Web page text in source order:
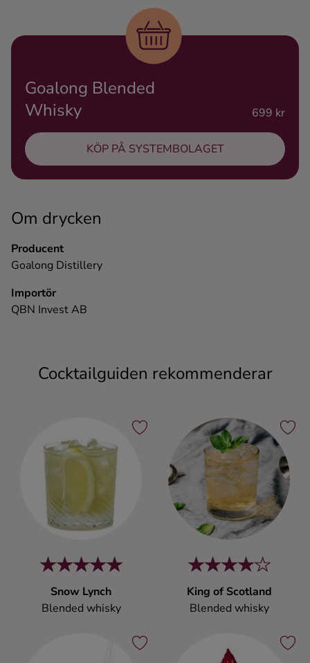
Ingredienser
Om drycken
Producent
Goalong Distillery
Importör
QBN Invest AB
Goalong Blended
Whisky
699 kr
KÖP PÅ SYSTEMBOLAGET
Cocktailguiden rekommenderar
Snow Lynch
Blended whisky
King of Scotland
Blended whisky